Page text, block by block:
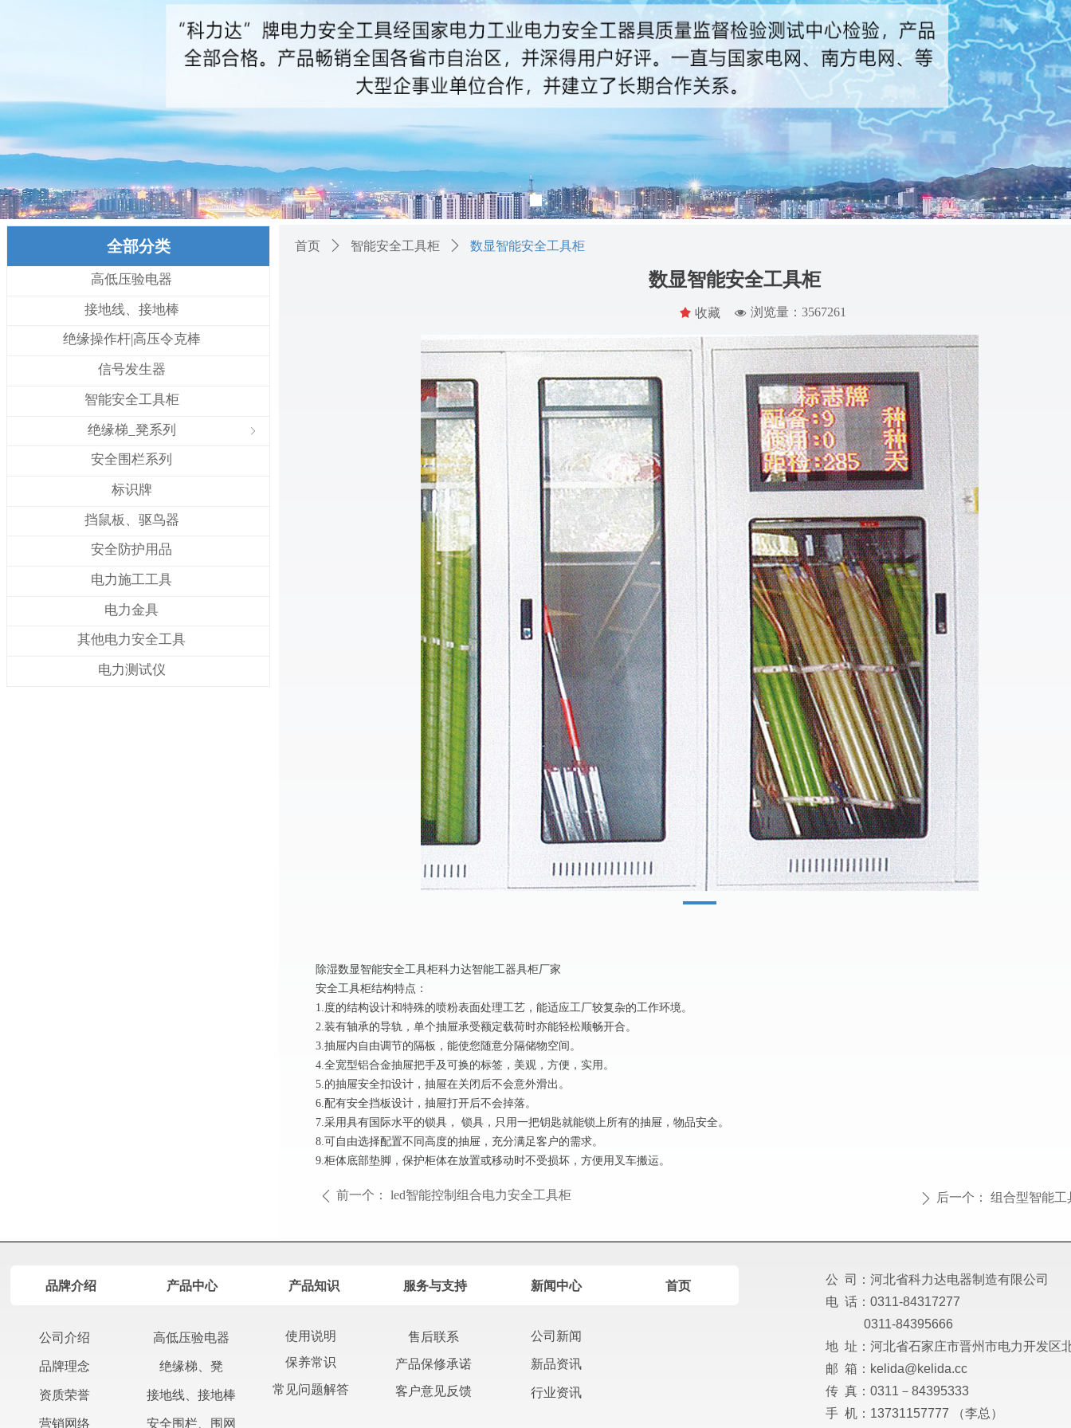
끄 收藏
首页 ꄲ 智能安全工具柜 ꄲ 数显智能安全工具柜
넶 浏览量：3567261
ꄴ 前一个： led智能控制组合电力安全工具柜 ꄲ 后一个： 组合型智能工
除湿数显智能安全工具柜科力达智能工器具柜厂家
安全工具柜结构特点：
1.度的结构设计和特殊的喷粉表面处理工艺，能适应工厂较复杂的工作环境。
2.装有轴承的导轨，单个抽屉承受额定载荷时亦能轻松顺畅开合。
3.抽屉内自由调节的隔板，能使您随意分隔储物空间。
4.全宽型铝合金抽屉把手及可换的标签，美观，方便，实用。
5.的抽屉安全扣设计，抽屉在关闭后不会意外滑出。
6.配有安全挡板设计，抽屉打开后不会掉落。
7.采用具有国际水平的锁具， 锁具，只用一把钥匙就能锁上所有的抽屉，物品安全。
8.可自由选择配置不同高度的抽屉，充分满足客户的需求。
9.柜体底部垫脚，保护柜体在放置或移动时不受损坏，方便用叉车搬运。
数显智能安全工具柜
全部分类
高低压验电器
接地线、接地棒
绝缘操作杆|高压令克棒
信号发生器
智能安全工具柜
ꁇ
绝缘梯_凳系列
安全围栏系列
标识牌
挡鼠板、驱鸟器
安全防护用品
电力施工工具
电力金具
其他电力安全工具
电力测试仪
公司新闻
新品资讯
行业资讯
公 司：河北省科力达电器制造有限公司
电 话：0311-84317277
0311-84395666
地 址：河北省石家庄市晋州市电力开发区
邮 箱：kelida@kelida.cc
传 真：0311－84395333
手 机：13731157777 （李总）
品牌介绍 产品中心 产品知识 服务与支持 新闻中心 首页
售后联系
产品保修承诺
客户意见反馈
使用说明
保养常识
常见问题解答
高低压验电器
绝缘梯、凳
接地线、接地棒
安全围栏、围网
公司介绍
品牌理念
资质荣誉
营销网络